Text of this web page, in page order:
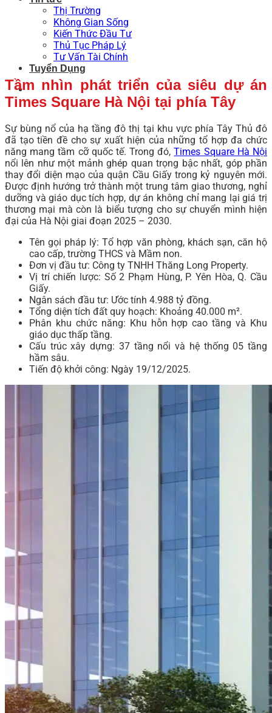
Thị Trường
Không Gian Sống
Kiến Thức Đầu Tư
Thủ Tục Pháp Lý
Tư Vấn Tài Chính
Tuyển Dụng
Tầm nhìn phát triển của siêu dự án
Times Square Hà Nội tại phía Tây
Sự bùng nổ của hạ tầng đô thị tại khu vực phía Tây Thủ đô
đã tạo tiền đề cho sự xuất hiện của những tổ hợp đa chức
năng mang tầm cỡ quốc tế. Trong đó,Times Square Hà Nội
nổi lên như một mảnh ghép quan trọng bậc nhất, góp phần
thay đổi diện mạo của quận Cầu Giấy trong kỷ nguyên mới.
Được định hướng trở thành một trung tâm giao thương, nghỉ
dưỡng và giáo dục tích hợp, dự án không chỉ mang lại giá trị
thương mại mà còn là biểu tượng cho sự chuyển mình hiện
đại của Hà Nội giai đoạn 2025 – 2030.
Tên gọi pháp lý: Tổ hợp văn phòng, khách sạn, căn hộ
cao cấp, trường THCS và Mầm non.
Đơn vị đầu tư: Công ty TNHH Thăng Long Property.
Vị trí chiến lược: Số 2 Phạm Hùng, P. Yên Hòa, Q. Cầu
Giấy.
Ngân sách đầu tư: Ước tính 4.988 tỷ đồng.
Tổng diện tích đất quy hoạch: Khoảng 40.000 m².
Phân khu chức năng: Khu hỗn hợp cao tầng và Khu
giáo dục thấp tầng.
Cấu trúc xây dựng: 37 tầng nổi và hệ thống 05 tầng
hầm sâu.
Tiến độ khởi công: Ngày 19/12/2025.